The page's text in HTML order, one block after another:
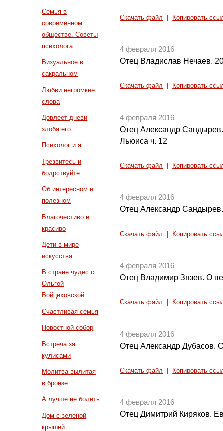
Семья в
современном
обществе. Советы
психолога
Визуальное в
сакральном
Любви негромкие
слова
Довлеет дневи
злоба его
Психолог и я
Трезвитесь и
бодрствуйте
Об интересном и
полезном
Благочестиво и
красиво
Дети в мире
искусства
В стране чудес с
Ольгой
Войцеховской
Счастливая семья
Новостной собор
Встреча за
кулисами
Молитва вылитая
в бронзе
А лучше не болеть
Дом с зеленой
крышей
Скачать файл Копировать
4 февраля 2016
Отец Владислав Нечаев.
Скачать файл Копировать
4 февраля 2016
Отец Александр
Льюиса ч. 12
Скачать файл Копировать
4 февраля 2016
Отец Александр
Скачать файл Копировать
4 февраля 2016
Отец Владимир Зязев. О
Скачать файл Копировать
4 февраля 2016
Отец Александр Дубасов.
Скачать файл Копировать
4 февраля 2016
Отец Димитрий Киряков.